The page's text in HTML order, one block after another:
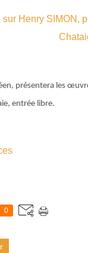
présentera les
entrée libre.
0